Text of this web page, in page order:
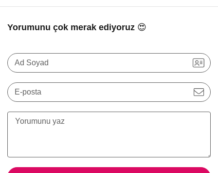
Yorumunu çok merak ediyoruz 😍
Ad Soyad
E-posta